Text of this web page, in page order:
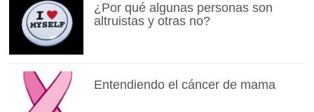
¿Por qué algunas personas son
altruistas y otras no?
Entendiendo el cáncer de mama